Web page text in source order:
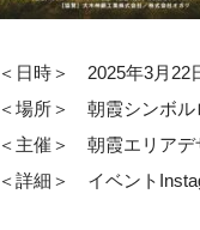
＜日時＞ 2025年3月22
＜場所＞ 朝霞シンボル
＜主催＞ 朝霞エリアデ
＜詳細＞ イベント